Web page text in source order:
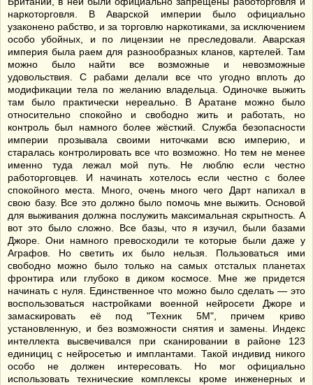
наркоторговля. В Аварской империи было официально
узаконено рабство, и за торговлю наркотиками, за исключением
особо убойных, и по лицензии не преследовали. Аварская
империя была раем для разнообразных кланов, картелей. Там
можно было найти все возможные и невозможные
удовольствия. С рабами делали все что угодно вплоть до
модификации тела по желанию владельца. Одиночке выжить
там было практически нереально. В Аратане можно было
относительно спокойно и свободно жить и работать, но
контроль был намного более жёсткий. Служба безопасности
империи прозывала своими ниточками всю империю, и
старалась контролировать все что возможно. Но тем не менее
именно туда лежал мой путь. Не люблю если честно
работорговцев. И начинать хотелось если честно с более
спокойного места. Много, очень много чего Дарт напихал в
свою базу. Все это должно было помочь мне выжить. Основой
для выживания должна послужить максимальная скрытность. А
вот это было сложно. Все базы, что я изучил, были базами
Джоре. Они намного превосходили те которые были даже у
Аграфов. Но светить их было нельзя. Пользоваться ими
свободно можно было только на самых отсталых планетах
фронтира или глубоко в диком космосе. Мне же придется
начинать с нуля. Единственное что можно было сделать — это
воспользоваться настройками военной нейросети Джоре и
замаскировать её под "Техник 5М", причем криво
установленную, и без возможности снятия и замены. Индекс
интеллекта высвечивался при сканировании в районе 123
единициц с нейросетью и имплантами. Такой индивид никого
особо не должен интересовать. Но мог официально
использовать технические комплексы кроме инженерных и